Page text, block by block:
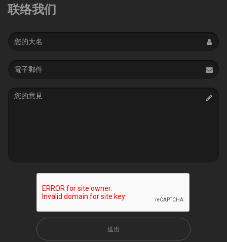
联络我们
Name
Email
address
Message
送出